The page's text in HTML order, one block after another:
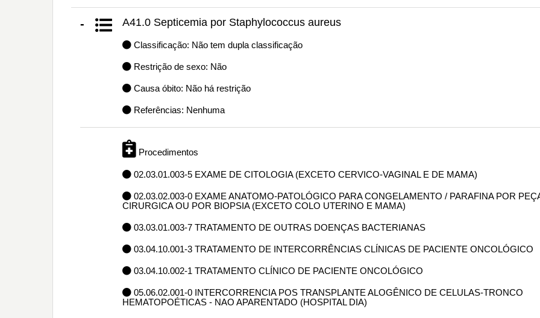
- A41.0 Septicemia por Staphylococcus aureus
Classificação: Não tem dupla classificação
Restrição de sexo: Não
Causa óbito: Não há restrição
Referências: Nenhuma
Procedimentos
02.03.01.003-5 EXAME DE CITOLOGIA (EXCETO CERVICO-VAGINAL E DE MAMA)
02.03.02.003-0 EXAME ANATOMO-PATOLÓGICO PARA CONGELAMENTO / PARAFINA POR
CIRURGICA OU POR BIOPSIA (EXCETO COLO UTERINO E MAMA)
03.03.01.003-7 TRATAMENTO DE OUTRAS DOENÇAS BACTERIANAS
03.04.10.001-3 TRATAMENTO DE INTERCORRÊNCIAS CLÍNICAS DE PACIENTE ONCOLÓGICO
03.04.10.002-1 TRATAMENTO CLÍNICO DE PACIENTE ONCOLÓGICO
05.06.02.001-0 INTERCORRENCIA POS TRANSPLANTE ALOGÊNICO DE CELULAS-TRONCO
HEMATOPOÉTICAS - NAO APARENTADO (HOSPITAL DIA)